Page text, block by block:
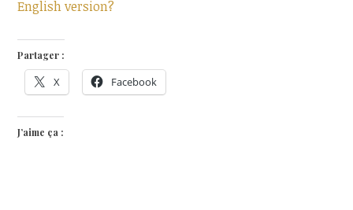
English version?
Partager :
X Facebook
J’aime ça :